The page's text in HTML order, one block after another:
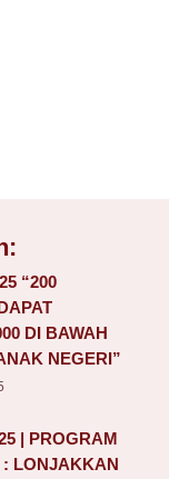
“200
DI BAWAH
NEGERI”
| PROGRAM
: LONJAKKAN